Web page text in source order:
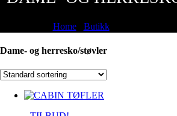
Home/ Butikk/
Dame- og herresko/støvler